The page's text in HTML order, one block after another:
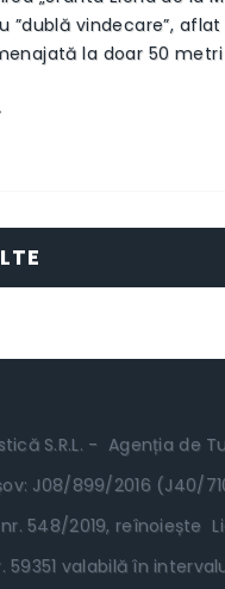
”dublă vindecare”,
la doar 50
S.R.L. - Agenția de
J08/899/2016 (J40/
548/2019, reînoiește
59351 valabilă în